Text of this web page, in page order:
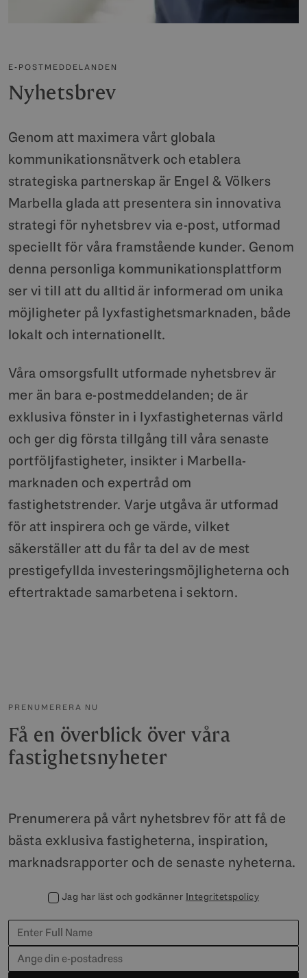
E-POSTMEDDELANDEN
Nyhetsbrev
Genom att maximera vårt globala
kommunikationsnätverk och etablera
strategiska partnerskap är Engel & Völkers
Marbella glada att presentera sin innovativa
strategi för nyhetsbrev via e-post, utformad
speciellt för våra framstående kunder. Genom
denna personliga kommunikationsplattform
ser vi till att du alltid är informerad om unika
möjligheter på lyxfastighetsmarknaden, både
lokalt och internationellt.
Våra omsorgsfullt utformade nyhetsbrev är
mer än bara e-postmeddelanden; de är
exklusiva fönster in i lyxfastigheternas värld
och ger dig första tillgång till våra senaste
portföljfastigheter, insikter i Marbella-
marknaden och expertråd om
fastighetstrender. Varje utgåva är utformad
för att inspirera och ge värde, vilket
säkerställer att du får ta del av de mest
prestigefyllda investeringsmöjligheterna och
eftertraktade samarbetena i sektorn.
PRENUMERERA NU
Få en överblick över våra
fastighetsnyheter
Prenumerera på vårt nyhetsbrev för att få de
bästa exklusiva fastigheterna, inspiration,
marknadsrapporter och de senaste nyheterna.
Jag har läst och godkänner Integritetspolicy